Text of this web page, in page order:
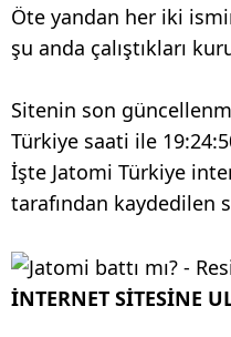
Öte yandan her iki
şu anda çalıştıkları
Sitenin son
Türkiye saati ile
İşte Jatomi Türkiye
tarafından kaydedilen
İNTERNET SİTESİNE